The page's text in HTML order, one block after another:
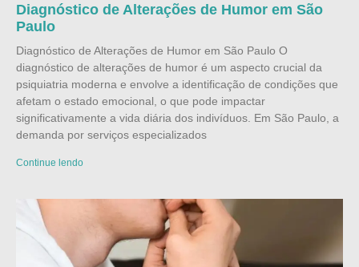
Diagnóstico de Alterações de Humor em São
Paulo
Diagnóstico de Alterações de Humor em São Paulo O
diagnóstico de alterações de humor é um aspecto crucial da
psiquiatria moderna e envolve a identificação de condições que
afetam o estado emocional, o que pode impactar
significativamente a vida diária dos indivíduos. Em São Paulo, a
demanda por serviços especializados
Continue lendo